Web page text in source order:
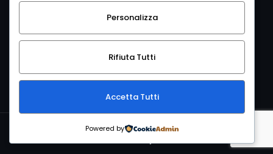
Con l'invio del messaggio l'utente dichiara di aver letto
l’informativa sulla privacy e di acconsentire al trattamento
dei propri dati personali.
Copyright © 1999-2026Mediares S.c.PI 07341730013 - [
POLICY]
Personalizza
Rifiuta Tutti
Accetta Tutti
Powered by